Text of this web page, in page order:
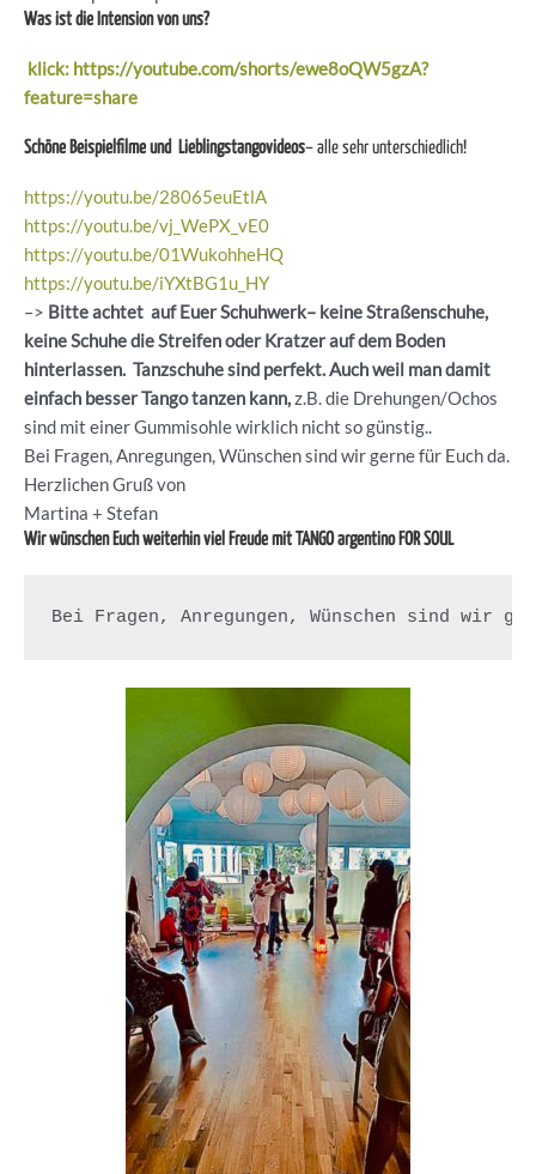
Was ist die Intension von uns?
klick: https://youtube.com/shorts/ewe8oQW5gzA?
feature=share
Schöne Beispielfilme und Lieblingstangovideos– alle sehr unterschiedlich!
https://youtu.be/28065euEtlA
https://youtu.be/vj_WePX_vE0
https://youtu.be/01WukohheHQ
https://youtu.be/iYXtBG1u_HY
–> Bitte achtet auf Euer Schuhwerk– keine Straßenschuhe,
keine Schuhe die Streifen oder Kratzer auf dem Boden
hinterlassen. Tanzschuhe sind perfekt. Auch weil man damit
einfach besser Tango tanzen kann,z.B. die Drehungen/Ochos
sind mit einer Gummisohle wirklich nicht so günstig..
Bei Fragen, Anregungen, Wünschen sind wir gerne für Euch da.
Herzlichen Gruß von
Martina + Stefan
Wir wünschen Euch weiterhin viel Freude mit TANGO argentino FOR SOUL
Bei Fragen, Anregungen, Wünschen sind wir